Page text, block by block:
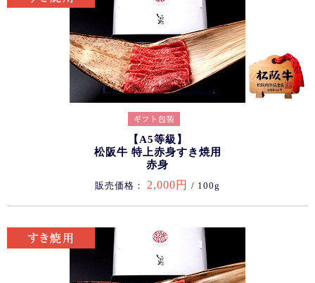
【A5等級】
松阪牛 特上赤身すき焼用
赤身
販売価格： 2,000円 / 100g